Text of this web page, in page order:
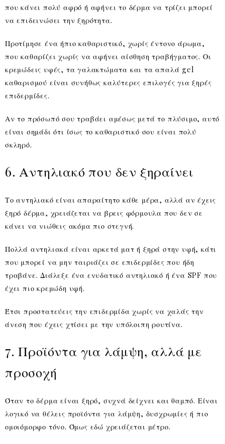
που κάνει πολύ αφρό ή αφήνει το δέρμα να τρίζει μπορεί
να επιδεινώσει την ξηρότητα.
Προτίμησε ένα ήπιο καθαριστικό, χωρίς έντονο άρωμα,
που καθαρίζει χωρίς να αφήνει αίσθηση τραβήγματος. Οι
κρεμώδεις υφές, τα γαλακτώματα και τα απαλά gel
καθαρισμού είναι συνήθως καλύτερες επιλογές για ξηρές
επιδερμίδες.
Αν το πρόσωπό σου τραβάει αμέσως μετά το πλύσιμο, αυτό
είναι σημάδι ότι ίσως το καθαριστικό σου είναι πολύ
σκληρό.
6. Αντηλιακό που δεν ξηραίνει
Το αντηλιακό είναι απαραίτητο κάθε μέρα, αλλά αν έχεις
ξηρό δέρμα, χρειάζεται να βρεις φόρμουλα που δεν σε
κάνει να νιώθεις ακόμα πιο στεγνή.
Πολλά αντηλιακά είναι αρκετά ματ ή ξηρά στην υφή, κάτι
που μπορεί να μην ταιριάζει σε επιδερμίδες που ήδη
τραβάνε. Διάλεξε ένα ενυδατικό αντηλιακό ή ένα SPF που
έχει πιο κρεμώδη υφή.
Έτσι προστατεύεις την επιδερμίδα χωρίς να χαλάς την
άνεση που έχεις χτίσει με την υπόλοιπη ρουτίνα.
7. Προϊόντα για λάμψη, αλλά με
προσοχή
Όταν το δέρμα είναι ξηρό, συχνά δείχνει και θαμπό. Είναι
λογικό να θέλεις προϊόντα για λάμψη, δυσχρωμίες ή πιο
ομοιόμορφο τόνο. Όμως εδώ χρειάζεται μέτρο.